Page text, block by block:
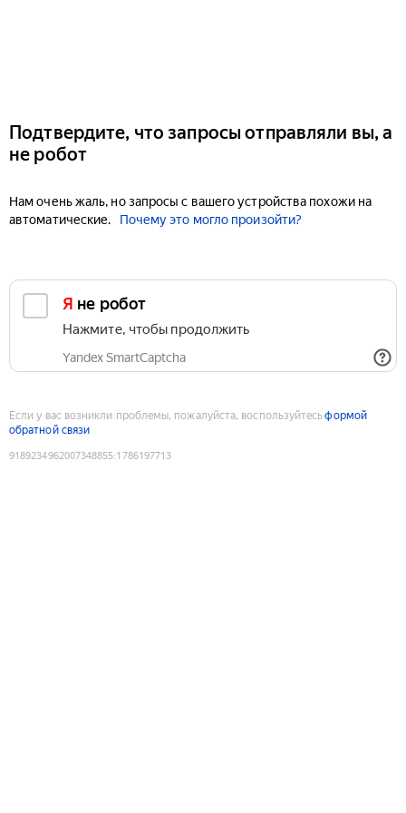
Подтвердите, что запросы отправляли вы, а
не робот
Нам очень жаль, но запросы с вашего устройства похожи на
автоматические.
Почему это могло произойти?
Я не робот
Нажмите, чтобы продолжить
Yandex SmartCaptcha
Если у вас возникли проблемы, пожалуйста, воспользуйтесьформой
обратной связи
9189234962007348855:1786197713